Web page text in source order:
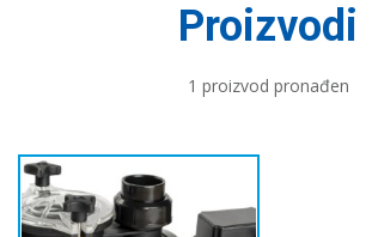
Proizvodi
1 proizvod pronađen